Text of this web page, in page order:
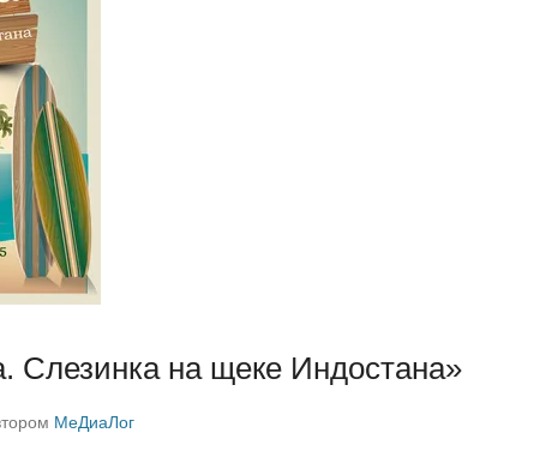
Слезинка на щеке Индостана»
МеДиаЛог